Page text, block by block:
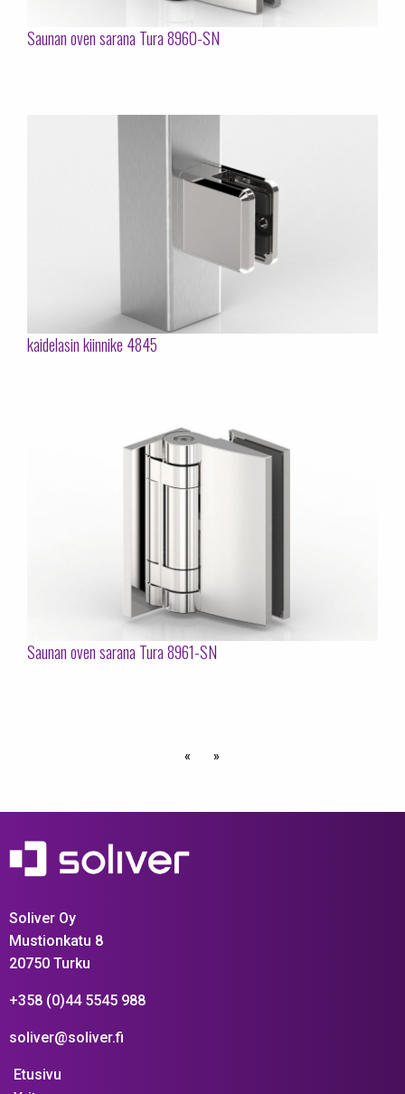
Saunan oven sarana Tura 8960-SN
kaidelasin kiinnike 4845
Saunan oven sarana Tura 8961-SN
« »
Soliver Oy
Mustionkatu 8
20750 Turku
+358 (0)44 5545 988
soliver@soliver.fi
Etusivu